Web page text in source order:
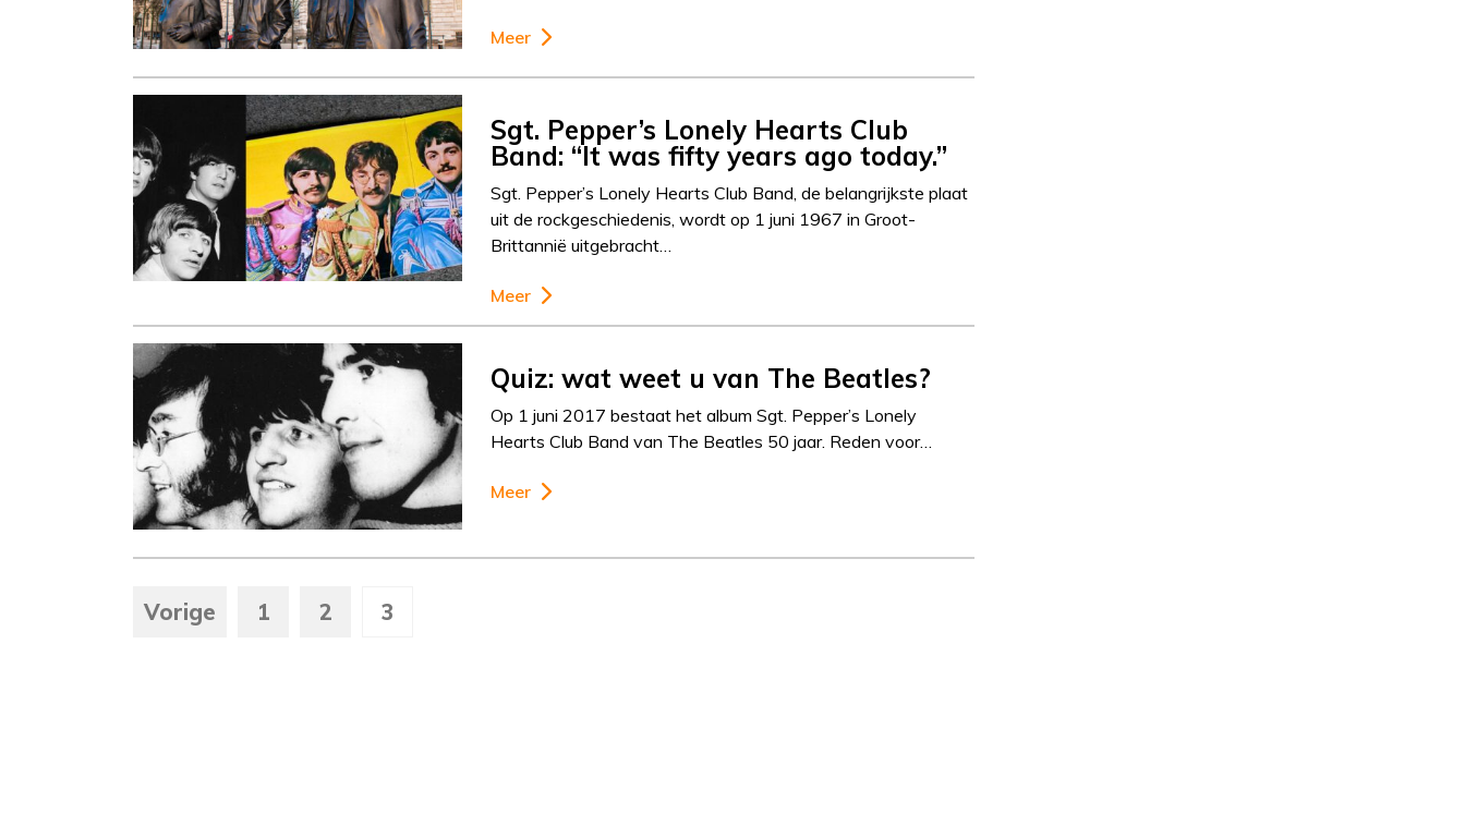
Meer
Sgt. Pepper’s Lonely Hearts Club
Band: “It was fifty years ago today.”
Sgt. Pepper’s Lonely Hearts Club Band, de belangrijkste plaat
uit de rockgeschiedenis, wordt op 1 juni 1967 in Groot-
Brittannië uitgebracht…
Meer
Quiz: wat weet u van The Beatles?
Op 1 juni 2017 bestaat het album Sgt. Pepper’s Lonely
Hearts Club Band van The Beatles 50 jaar. Reden voor…
Meer
Vorige 1 2 3